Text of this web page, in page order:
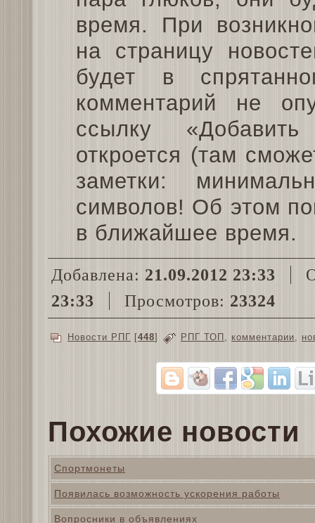
время. При
на страницу
будет в
комментарий не
ссылку
откроется (там
заметки:
символов! Об этом
в ближайшее время.
Добавлена: 21.09.2012 23:33
23:33
Просмотров: 23324
Новости РПГ [448] РПГ ТОП , комментарии,
Похожие новости
Спортмонеты
Появилась возможность ускорения работы
Вопросники в объявлениях